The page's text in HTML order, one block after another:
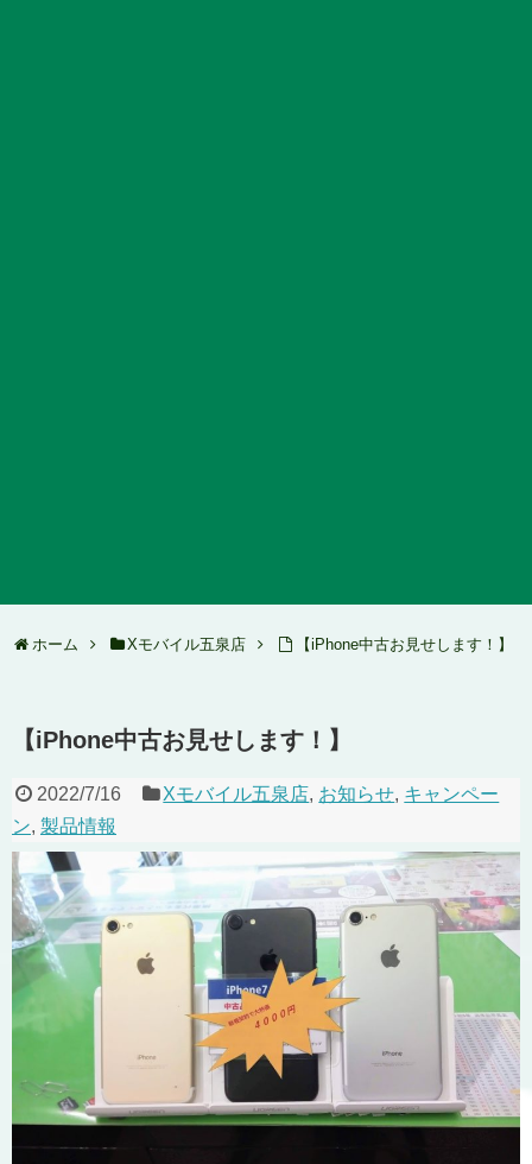
ホーム Xモバイル五泉店 【iPhone中古お見せします！】
【iPhone中古お見せします！】
2022/7/16 Xモバイル五泉店, お知らせ, キャンペー
ン, 製品情報